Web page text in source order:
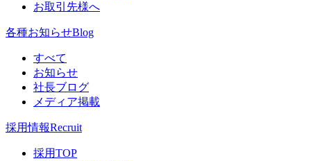
お取引先様へ
各種お知らせBlog
すべて
お知らせ
社長ブログ
メディア掲載
採用情報Recruit
採用TOP